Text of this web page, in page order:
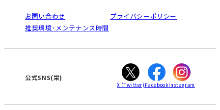
ご利用ガイド
オンライン講座受講の手順
WEBサイトのよくある質問
南大高
犬山
高蔵寺
大垣
津
お問い合わせ
プライバシーポリシー
推奨環境･メンテナンス時間
公式SNS(栄)
X (Twitter) FacebookInstagram